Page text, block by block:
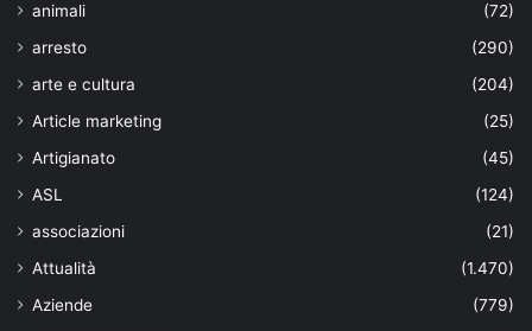
animali
(72)
arresto
(290)
arte e cultura
(204)
Article marketing
(25)
Artigianato
(45)
ASL
(124)
associazioni
(21)
Attualità
(1.470)
Aziende
(779)